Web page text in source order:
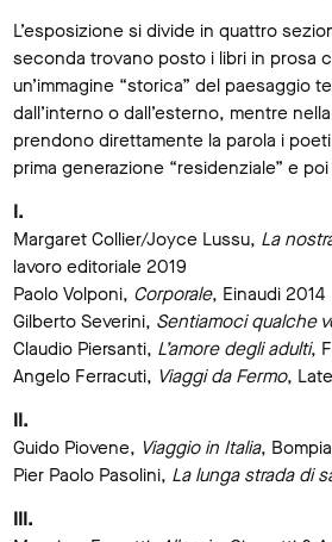
L’esposizione si divide in quattro
seconda trovano posto i libri in prosa
un’immagine “storica” del paesaggio
dall’interno o dall’esterno, mentre
prendono direttamente la parola i
prima generazione “residenziale” e
I.
Margaret Collier/Joyce Lussu, La
lavoro editoriale 2019
Paolo Volponi, Corporale, Einaudi 2014
Gilberto Severini, Sentiamoci qualche
Claudio Piersanti, L’amore degli adulti,
Angelo Ferracuti, Viaggi da Fermo,
II.
Guido Piovene, Viaggio in Italia,
Pier Paolo Pasolini, La lunga strada di
III.